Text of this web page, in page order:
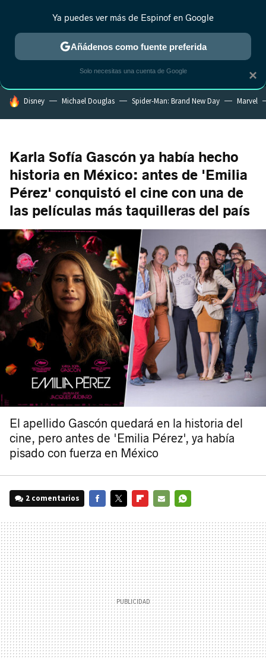
MENÚ NUEVO
ESTRENOS REALITY ANIME RANKINGS CINE
HOY SE HABLA DE
Disney Michael Douglas Spider-Man: Brand New Day Marvel
Karla Sofía Gascón ya había hecho
historia en México: antes de 'Emilia
Pérez' conquistó el cine con una de
las películas más taquilleras del país
El apellido Gascón quedará en la historia del
cine, pero antes de 'Emilia Pérez', ya había
pisado con fuerza en México
2 comentarios
MAIL
×
Ya puedes ver más de Espinof en Google
Añádenos como fuente preferida
Solo necesitas una cuenta de Google